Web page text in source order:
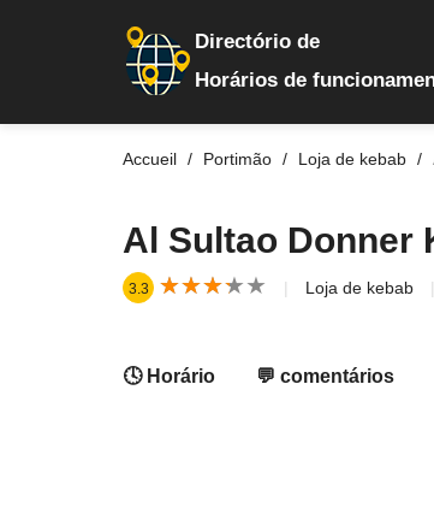
Directório de
Horários de
Accueil Portimão Loja de kebab
Al Sultao Donner
3.3 ★★★★★
★★★★★ Loja de kebab
🕓 Horário 💬 comentários